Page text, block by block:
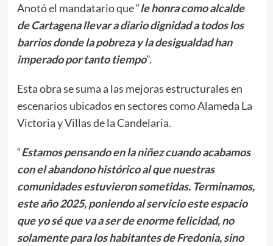
Anotó el mandatario que “le honra como alcalde
de Cartagena llevar a diario dignidad a todos los
barrios donde la pobreza y la desigualdad han
imperado por tanto tiempo”.
Esta obra se suma a las mejoras estructurales en
escenarios ubicados en sectores como Alameda La
Victoria y Villas de la Candelaria.
“Estamos pensando en la niñez cuando acabamos
con el abandono histórico al que nuestras
comunidades estuvieron sometidas. Terminamos,
este año 2025, poniendo al servicio este espacio
que yo sé que va a ser de enorme felicidad, no
solamente para los habitantes de Fredonia, sino